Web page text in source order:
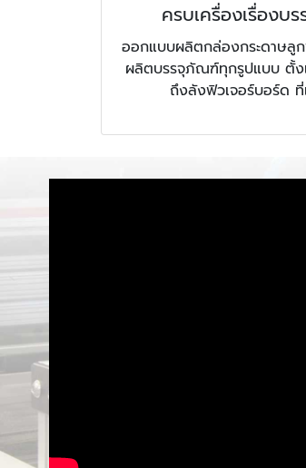
ครบเครื่องเรื่องบ
ออกแบบผลิตกล่องกระดาษลู
ผลิตบรรจุภัณฑ์ทุกรูปแบบ ตั้
ถึงลังฟิวเจอร์บอร์ด